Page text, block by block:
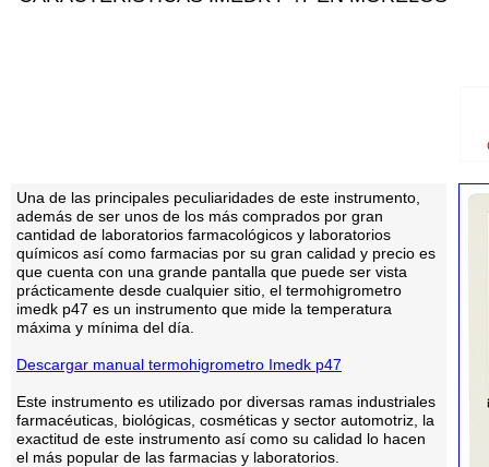
Una de las principales peculiaridades de este instrumento,
además de ser unos de los más comprados por gran
cantidad de laboratorios farmacológicos y laboratorios
químicos así como farmacias por su gran calidad y precio es
que cuenta con una grande pantalla que puede ser vista
prácticamente desde cualquier sitio, el termohigrometro
imedk p47 es un instrumento que mide la temperatura
máxima y mínima del día.
Descargar manual termohigrometro Imedk p47
Este instrumento es utilizado por diversas ramas industriales
farmacéuticas, biológicas, cosméticas y sector automotriz, la
exactitud de este instrumento así como su calidad lo hacen
el más popular de las farmacias y laboratorios.